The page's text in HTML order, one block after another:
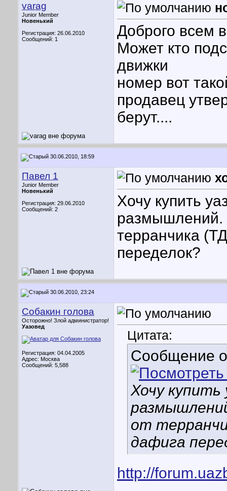
varag
Junior Member
Новенький
Регистрация: 26.06.2010
Сообщений: 1
Доброго всем
Может кто
движки
номер вот
продавец
берут....
30.06.2010, 18:59
Павел 1
Junior Member
Новенький
Регистрация: 29.06.2010
Сообщений: 2
Хочу купить
размышлений.
терранчика
переделок?
30.06.2010, 23:24
Собакин голова
Осторожно! Злой администратор!
Уазовед
Регистрация: 04.04.2005
Адрес: Москва
Сообщений: 5,588
Цитата:
Сообщение
Хочу купить
от
дафига
http://